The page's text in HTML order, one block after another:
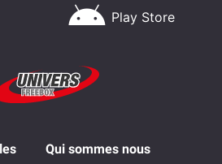
Play Store
Qui sommes nous